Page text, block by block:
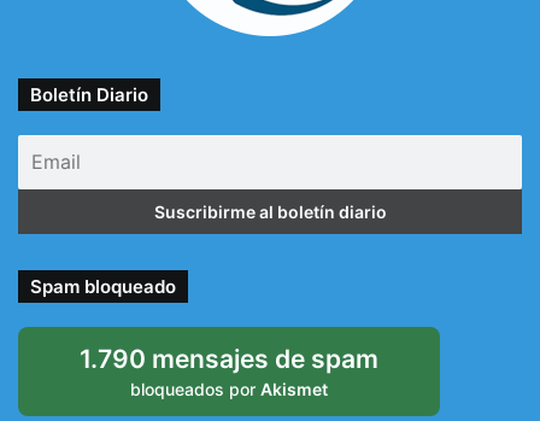
Boletín Diario
Spam bloqueado
1.790 mensajes de spam
bloqueados por Akismet